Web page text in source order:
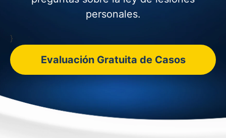
personales.
}
Evaluación Gratuita de Casos